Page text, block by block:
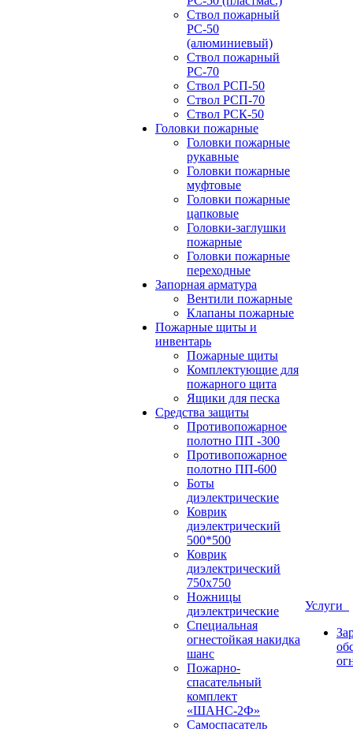
Ствол пожарный
РС-50
(алюминиевый)
Ствол пожарный
РС-70
Ствол РСП-50
Ствол РСП-70
Ствол РСК-50
Головки пожарные
Головки пожарные
рукавные
Головки пожарные
муфтовые
Головки пожарные
цапковые
Головки-заглушки
пожарные
Головки пожарные
переходные
Запорная арматура
Вентили пожарные
Клапаны пожарные
Пожарные щиты и
инвентарь
Пожарные щиты
Комплектующие для
пожарного щита
Ящики для песка
Средства защиты
Противопожарное
полотно ПП -300
Противопожарное
полотно ПП-600
Боты
диэлектрические
Коврик
диэлектрический
500*500
Коврик
диэлектрический
750х750
Ножницы
диэлектрические
Специальная
огнестойкая накидка
шанс
Пожарно-
спасательный
комплект
«ШАНС-2Ф»
Самоспасатель
Услуги